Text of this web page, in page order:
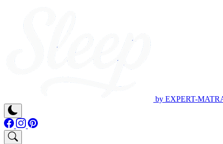
by EXPERT-